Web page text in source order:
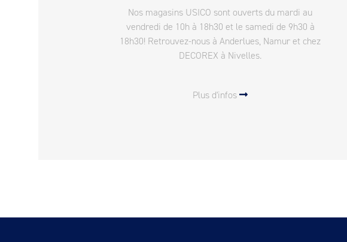
Nos magasins USICO sont ouverts du mardi au
vendredi de 10h à 18h30 et le samedi de 9h30 à
18h30! Retrouvez-nous à Anderlues, Namur et chez
DECOREX à Nivelles.
Plus d'infos